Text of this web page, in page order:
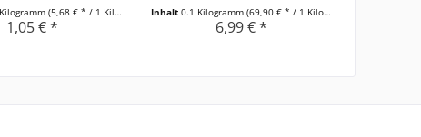
(5,68 € * / 1 Kilogramm)
1,05 € *
Inhalt 0.1 Kilogramm (69,90 € * / 1 Kilogramm)
6,99 € *